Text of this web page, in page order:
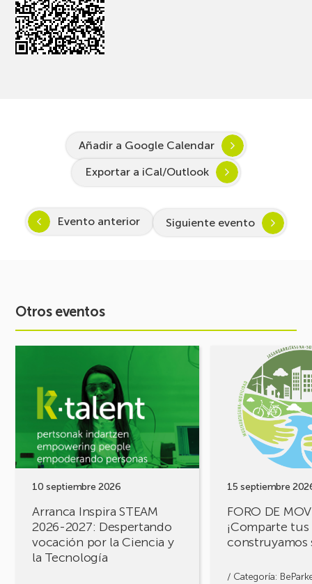
Añadir a Google Calendar
Exportar a iCal/Outlook
Evento anterior Siguiente evento
Otros eventos
10 septiembre 2026
Arranca Inspira STEAM
2026-2027: Despertando
vocación por la Ciencia y
la Tecnología
STEAM
2027:
Despertando
vocación
Ciencia
Tecnología
15 septiembre
FORO DE
¡Comparte
construyamos
/ Categoría:
MOVILIDAD
¡Comparte
soluciones!